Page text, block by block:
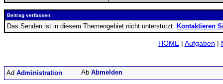
Beitrag verfassen
Das Senden ist in diesem Themengebiet nicht unterstützt. Kontaktieren
HOME| Aufgaben |
Administration Abmelden